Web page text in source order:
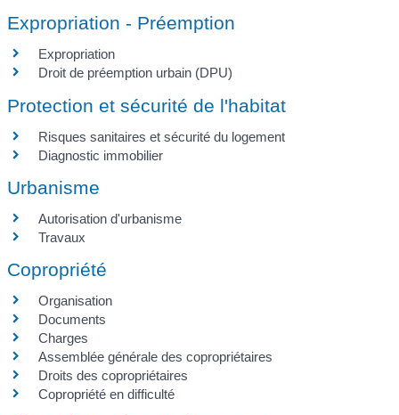
Expropriation - Préemption
Expropriation
Droit de préemption urbain (DPU)
Protection et sécurité de l'habitat
Risques sanitaires et sécurité du logement
Diagnostic immobilier
Urbanisme
Autorisation d'urbanisme
Travaux
Copropriété
Organisation
Documents
Charges
Assemblée générale des copropriétaires
Droits des copropriétaires
Copropriété en difficulté